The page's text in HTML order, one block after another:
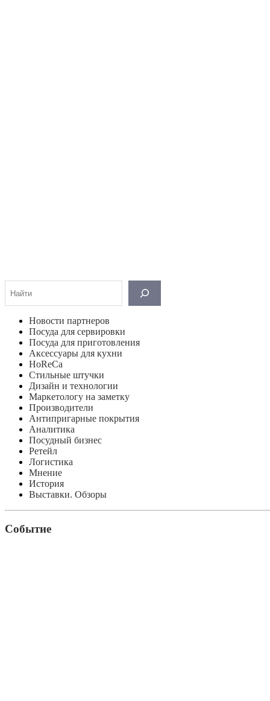
Новости партнеров
Посуда для сервировки
Посуда для приготовления
Аксессуары для кухни
HoReCa
Стильные штучки
Дизайн и технологии
Маркетологу на заметку
Производители
Антипригарные покрытия
Аналитика
Посудный бизнес
Ретейл
Логистика
Мнение
История
Выставки. Обзоры
Событие